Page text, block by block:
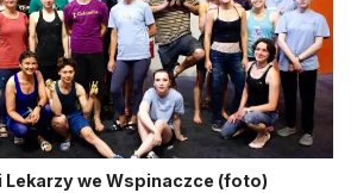
we Wspinaczce (foto)